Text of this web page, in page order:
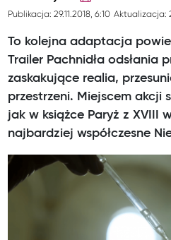
Publikacja: 29.11.2018, 6:10 Aktualizacja:
To kolejna adaptacja
Trailer Pachnidła odsłania
zaskakujące realia,
przestrzeni. Miejscem akcji
jak w książce Paryż z XVIII
najbardziej współczesne